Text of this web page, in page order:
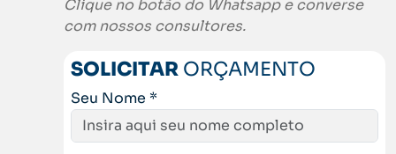
Clique no botão do Whatsapp e converse
com nossos consultores.
SOLICITAR ORÇAMENTO
Seu Nome *